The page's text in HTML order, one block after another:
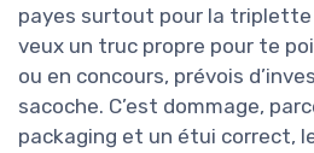
payes surtout pour la triplette
veux un truc propre pour te
ou en concours, prévois
sacoche. C’est dommage,
packaging et un étui correct,